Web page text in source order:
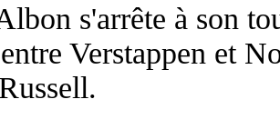
s'arrête à son
Verstappen et